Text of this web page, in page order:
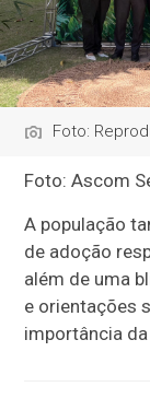
Foto:
Foto: Ascom
A população
de adoção
além de uma
e orientações
importância